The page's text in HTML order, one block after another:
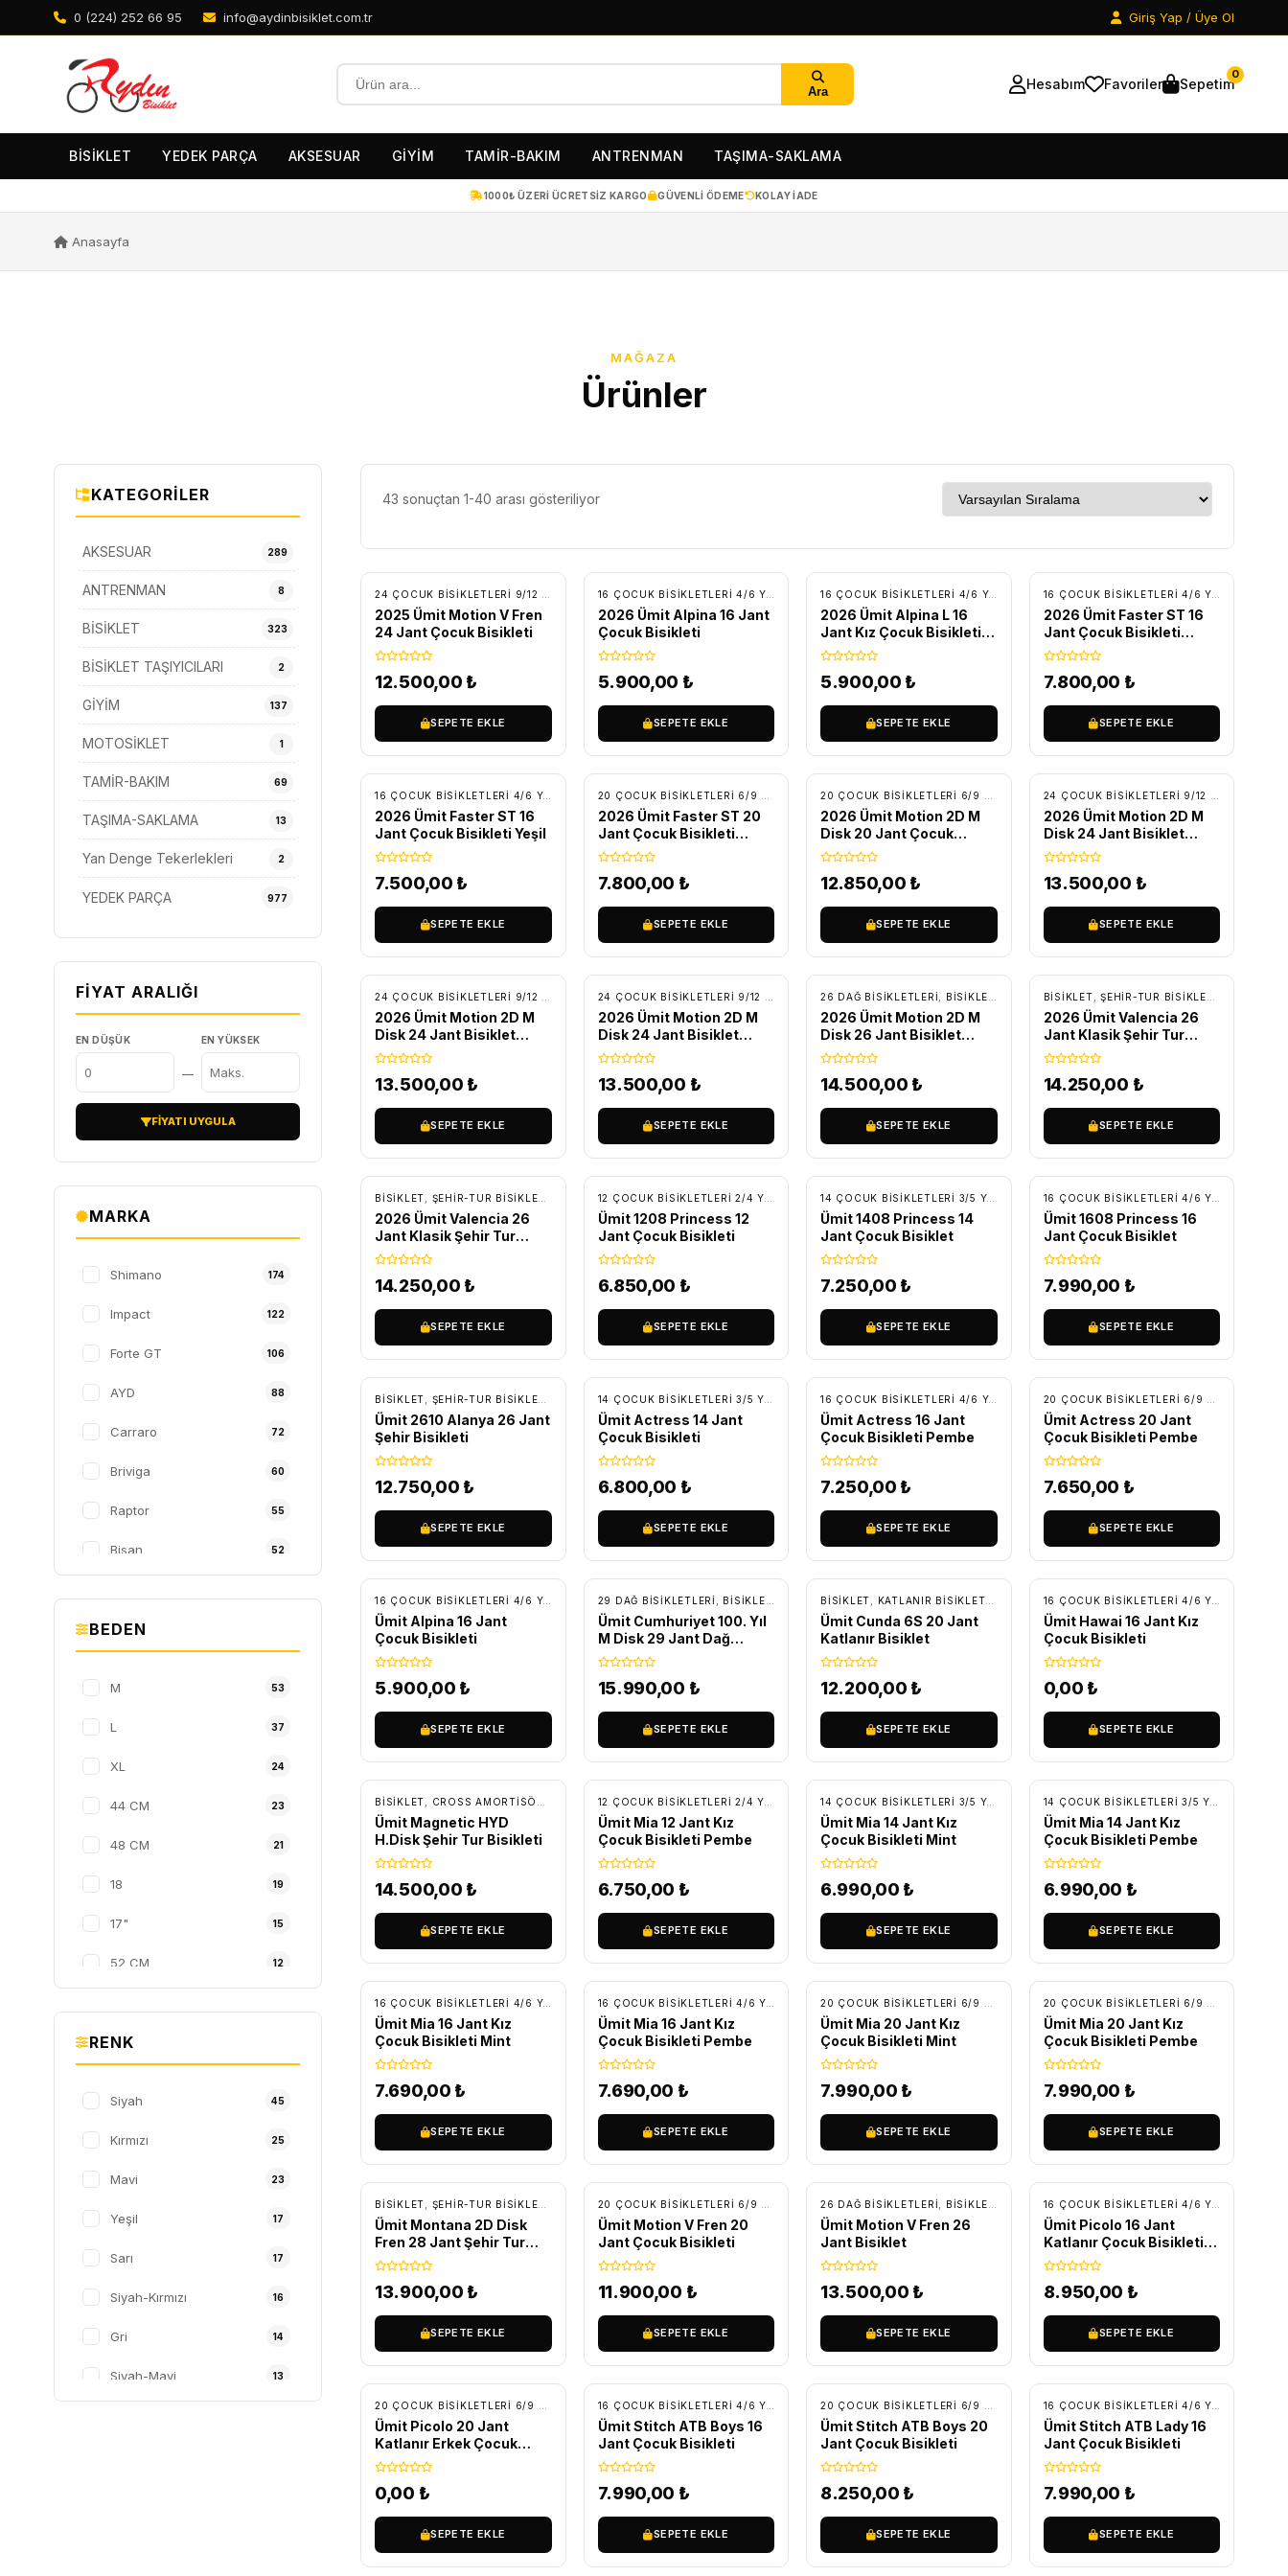
0 (224) 252 66 95 info@aydinbisiklet.com.tr Giriş Yap / Üye Ol
Ara Hesabım Favoriler Sepetim
0
BİSİKLET YEDEK PARÇA AKSESUAR GİYİM TAMİR-BAKIM ANTRENMAN TAŞIMA-SAKLAMA
1000₺ ÜZERI ÜCRETSIZ KARGO GÜVENLI ÖDEME KOLAY IADE
Anasayfa
MAĞAZA
Ürünler
KATEGORILER
AKSESUAR 289
ANTRENMAN 8
BİSİKLET 323
BİSİKLET TAŞIYICILARI 2
GİYİM 137
MOTOSİKLET 1
TAMİR-BAKIM 69
TAŞIMA-SAKLAMA 13
Yan Denge Tekerlekleri 2
YEDEK PARÇA 977
FIYAT ARALIĞI
EN DÜŞÜK
—
EN YÜKSEK
FIYATI UYGULA
MARKA
Shimano 174
Impact 122
Forte GT 106
AYD 88
Carraro 72
Briviga 60
Raptor 55
Bisan 52
TW
BEDEN
M 53
L 37
XL 24
44 CM 23
48 CM 21
18 19
17" 15
52 CM 12
S
RENK
Siyah 45
Kırmızı 25
Mavi 23
Yeşil 17
Sarı 17
Siyah-Kırmızı 16
Gri 14
Siyah-Mavi 13
43 sonuçtan 1-40 arası gösteriliyor
ÜCRETSIZ KARGO
BİSİKLET,ÇOCUK BISIKLETLERI
2025 Ümit Motion V Fren
24 Jant Çocuk Bisikleti
12.500,00 ₺
SEPETE EKLE
ÜCRETSIZ KARGO
16 ÇOCUK BISIKLETLERI 4/6 YAŞ BİSİKLET ,ÇOCUK BISIKLETLERI
2026 Ümit Alpina 16 Jant
Çocuk Bisikleti
5.900,00 ₺
SEPETE EKLE
ÜCRETSIZ KARGO
16 ÇOCUK BISIKLETLERI 4/6 YAŞ BİSİKLET ,ÇOCUK BISIKLETLERI
2026 Ümit Alpina L 16
Jant Kız Çocuk Bisikleti
Pembe
5.900,00 ₺
SEPETE EKLE
ÜCRETSIZ KARGO
16 ÇOCUK BISIKLETLERI 4/6 YAŞ
2026 Ümit Faster ST 16
Jant Çocuk Bisikleti
Siyah/Mavi
7.800,00 ₺
SEPETE EKLE
16 ÇOCUK BISIKLETLERI 4/6 YAŞ BİSİKLET ,ÇOCUK BISIKLETLERI
2026 Ümit Faster ST 16
Jant Çocuk Bisikleti Yeşil
7.500,00 ₺
SEPETE EKLE
BİSİKLET ,ÇOCUK BISIKLETLERI
2026 Ümit Faster ST 20
Jant Çocuk Bisikleti
Siyah/Mavi
7.800,00 ₺
SEPETE EKLE
BİSİKLET ,ÇOCUK BISIKLETLERI
2026 Ümit Motion 2D M
Disk 20 Jant Çocuk
Bisikleti Siyah-Mavi
12.850,00 ₺
SEPETE EKLE
2026 Ümit Motion 2D M
Disk 24 Jant Bisiklet
Siyah-Kırmızı
13.500,00 ₺
SEPETE EKLE
BİSİKLET,ÇOCUK BISIKLETLERI
2026 Ümit Motion 2D M
Disk 24 Jant Bisiklet
Siyah-Mavi
13.500,00 ₺
SEPETE EKLE
BİSİKLET,ÇOCUK BISIKLETLERI
2026 Ümit Motion 2D M
Disk 24 Jant Bisiklet
Siyah-Sarı
13.500,00 ₺
SEPETE EKLE
26 DAĞ BISIKLETLERI BİSİKLET DAĞ BISIKLETLERI
2026 Ümit Motion 2D M
Disk 26 Jant Bisiklet
Siyah-Kırmızı
14.500,00 ₺
SEPETE EKLE
BİSİKLET ŞEHIR-TUR BISIKLETLERI
2026 Ümit Valencia 26
Jant Klasik Şehir Tur
Bisikleti Antrasit/Pembe
14.250,00 ₺
SEPETE EKLE
BİSİKLET ŞEHIR-TUR BISIKLETLERI TUR - TREKKING BISIKLETLER
2026 Ümit Valencia 26
Jant Klasik Şehir Tur
Bisikleti Mavi
14.250,00 ₺
SEPETE EKLE
12 ÇOCUK BISIKLETLERI 2/4 YAŞ BİSİKLET ,ÇOCUK BISIKLETLERI
Ümit 1208 Princess 12
Jant Çocuk Bisikleti
6.850,00 ₺
SEPETE EKLE
14 ÇOCUK BISIKLETLERI 3/5 YAŞ BİSİKLET ,ÇOCUK BISIKLETLERI
Ümit 1408 Princess 14
Jant Çocuk Bisiklet
7.250,00 ₺
SEPETE EKLE
16 ÇOCUK BISIKLETLERI 4/6 YAŞ
Ümit 1608 Princess 16
Jant Çocuk Bisiklet
7.990,00 ₺
SEPETE EKLE
BİSİKLET ŞEHIR-TUR BISIKLETLERI TUR - TREKKING BISIKLETLER
Ümit 2610 Alanya 26 Jant
Şehir Bisikleti
12.750,00 ₺
SEPETE EKLE
14 ÇOCUK BISIKLETLERI 3/5 YAŞ BİSİKLET ,ÇOCUK BISIKLETLERI
Ümit Actress 14 Jant
Çocuk Bisikleti
6.800,00 ₺
SEPETE EKLE
16 ÇOCUK BISIKLETLERI 4/6 YAŞ BİSİKLET ,ÇOCUK BISIKLETLERI
Ümit Actress 16 Jant
Çocuk Bisikleti Pembe
7.250,00 ₺
SEPETE EKLE
Ümit Actress 20 Jant
Çocuk Bisikleti Pembe
7.650,00 ₺
SEPETE EKLE
16 ÇOCUK BISIKLETLERI 4/6 YAŞ BİSİKLET ,ÇOCUK BISIKLETLERI
Ümit Alpina 16 Jant
Çocuk Bisikleti
5.900,00 ₺
SEPETE EKLE
29 DAĞ BISIKLETLERI BİSİKLET DAĞ BISIKLETLERI
Ümit Cumhuriyet 100. Yıl
M Disk 29 Jant Dağ
Bisikleti
15.990,00 ₺
SEPETE EKLE
BİSİKLET KATLANIR BISIKLETLER
Ümit Cunda 6S 20 Jant
Katlanır Bisiklet
12.200,00 ₺
SEPETE EKLE
16 ÇOCUK BISIKLETLERI 4/6 YAŞ
Ümit Hawai 16 Jant Kız
Çocuk Bisikleti
0,00 ₺
SEPETE EKLE
BİSİKLET CROSS AMORTISÖRLÜ BISIKLETLER ,ŞEHIR-TUR BISIKLETLERI
Ümit Magnetic HYD
H.Disk Şehir Tur Bisikleti
14.500,00 ₺
SEPETE EKLE
12 ÇOCUK BISIKLETLERI 2/4 YAŞ BİSİKLET ,ÇOCUK BISIKLETLERI
Ümit Mia 12 Jant Kız
Çocuk Bisikleti Pembe
6.750,00 ₺
SEPETE EKLE
14 ÇOCUK BISIKLETLERI 3/5 YAŞ BİSİKLET ,ÇOCUK BISIKLETLERI
Ümit Mia 14 Jant Kız
Çocuk Bisikleti Mint
6.990,00 ₺
SEPETE EKLE
14 ÇOCUK BISIKLETLERI 3/5 YAŞ
Ümit Mia 14 Jant Kız
Çocuk Bisikleti Pembe
6.990,00 ₺
SEPETE EKLE
16 ÇOCUK BISIKLETLERI 4/6 YAŞ BİSİKLET ,ÇOCUK BISIKLETLERI
Ümit Mia 16 Jant Kız
Çocuk Bisikleti Mint
7.690,00 ₺
SEPETE EKLE
16 ÇOCUK BISIKLETLERI 4/6 YAŞ BİSİKLET ,ÇOCUK BISIKLETLERI
Ümit Mia 16 Jant Kız
Çocuk Bisikleti Pembe
7.690,00 ₺
SEPETE EKLE
BİSİKLET ,ÇOCUK BISIKLETLERI
Ümit Mia 20 Jant Kız
Çocuk Bisikleti Mint
7.990,00 ₺
SEPETE EKLE
Ümit Mia 20 Jant Kız
Çocuk Bisikleti Pembe
7.990,00 ₺
SEPETE EKLE
BİSİKLET ŞEHIR-TUR BISIKLETLERI TUR - TREKKING BISIKLETLER
Ümit Montana 2D Disk
Fren 28 Jant Şehir Tur
Bisikleti
13.900,00 ₺
SEPETE EKLE
BİSİKLET ,ÇOCUK BISIKLETLERI
Ümit Motion V Fren 20
Jant Çocuk Bisikleti
11.900,00 ₺
SEPETE EKLE
26 DAĞ BISIKLETLERI BİSİKLET DAĞ BISIKLETLERI
Ümit Motion V Fren 26
Jant Bisiklet
13.500,00 ₺
SEPETE EKLE
16 ÇOCUK BISIKLETLERI 4/6 YAŞ
Ümit Picolo 16 Jant
Katlanır Çocuk Bisikleti
Siyah/Kırmızı
8.950,00 ₺
SEPETE EKLE
BİSİKLET,ÇOCUK BISIKLETLERI
Ümit Picolo 20 Jant
Katlanır Erkek Çocuk
Bisikleti Siyah/Mavi
0,00 ₺
SEPETE EKLE
16 ÇOCUK BISIKLETLERI 4/6 YAŞ BİSİKLET ,ÇOCUK BISIKLETLERI
Ümit Stitch ATB Boys 16
Jant Çocuk Bisikleti
7.990,00 ₺
SEPETE EKLE
BİSİKLET,ÇOCUK BISIKLETLERI
Ümit Stitch ATB Boys 20
Jant Çocuk Bisikleti
8.250,00 ₺
SEPETE EKLE
16 ÇOCUK BISIKLETLERI 4/6 YAŞ
Ümit Stitch ATB Lady 16
Jant Çocuk Bisikleti
7.990,00 ₺
SEPETE EKLE